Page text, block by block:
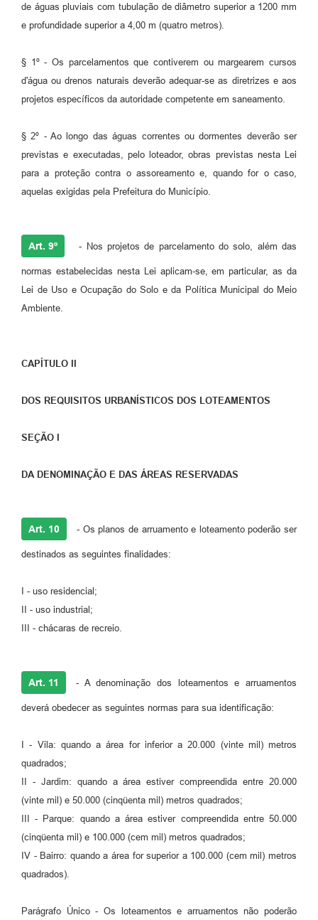
de águas pluviais com tubulação de diâmetro superior a 1200 mm
e profundidade superior a 4,00 m (quatro metros).
§ 1º - Os parcelamentos que contiverem ou margearem cursos
d'água ou drenos naturais deverão adequar-se as diretrizes e aos
projetos específicos da autoridade competente em saneamento.
§ 2º - Ao longo das águas correntes ou dormentes deverão ser
previstas e executadas, pelo loteador, obras previstas nesta Lei
para a proteção contra o assoreamento e, quando for o caso,
aquelas exigidas pela Prefeitura do Município.
Art. 9º - Nos projetos de parcelamento do solo, além das
normas estabelecidas nesta Lei aplicam-se, em particular, as da
Lei de Uso e Ocupação do Solo e da Política Municipal do Meio
Ambiente.
CAPÍTULO II
DOS REQUISITOS URBANÍSTICOS DOS LOTEAMENTOS
SEÇÃO I
DA DENOMINAÇÃO E DAS ÁREAS RESERVADAS
Art. 10 - Os planos de arruamento e loteamento poderão ser
destinados as seguintes finalidades:
I - uso residencial;
II - uso industrial;
III - chácaras de recreio.
Art. 11 - A denominação dos loteamentos e arruamentos
deverá obedecer as seguintes normas para sua identificação:
I - Vila: quando a área for inferior a 20.000 (vinte mil) metros
quadrados;
II - Jardim: quando a área estiver compreendida entre 20.000
(vinte mil) e 50.000 (cinqüenta mil) metros quadrados;
III - Parque: quando a área estiver compreendida entre 50.000
(cinqüenta mil) e 100.000 (cem mil) metros quadrados;
IV - Bairro: quando a área for superior a 100.000 (cem mil) metros
quadrados).
Parágrafo Único - Os loteamentos e arruamentos não poderão